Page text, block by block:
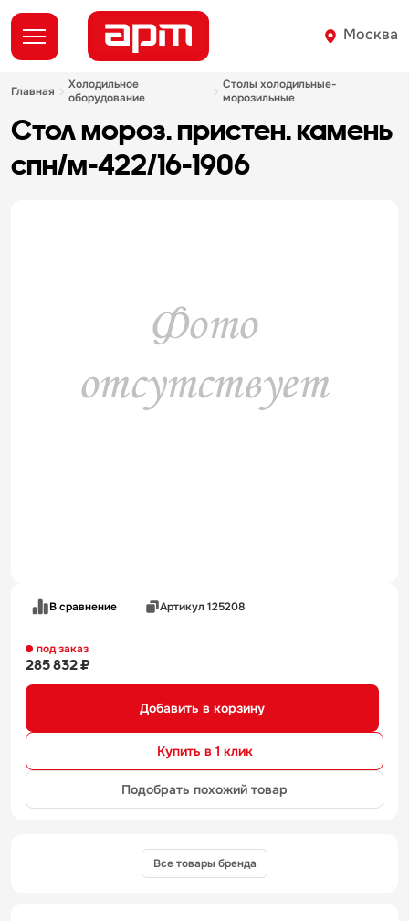
Москва
главная
холодильное
оборудование
столы холодильные-
морозильные
стол мороз. пристен. камень
спн/м-422/16-1906
В сравнение Артикул 125208
под заказ
285 832 ₽
Добавить в корзину
Купить в 1 клик
Подобрать похожий товар
Все товары бренда